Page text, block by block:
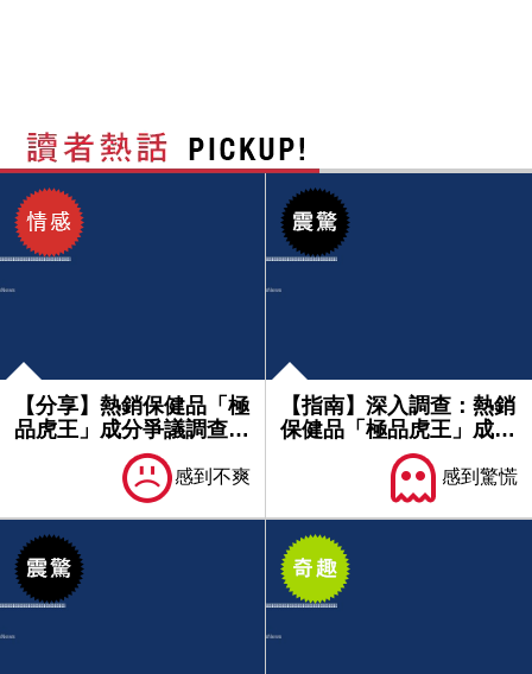
【分享】熱銷保健品「極
品虎王」成分爭議調查：
感到不爽
【指南】深入調查：熱銷
保健品「極品虎王」成分
感到驚慌